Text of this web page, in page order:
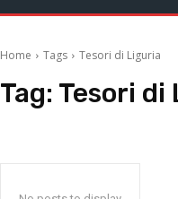
Home Tags Tesori di Liguria
Tag: Tesori di